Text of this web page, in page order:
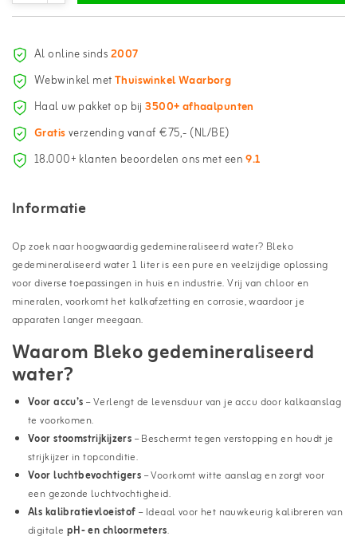
Al online sinds2007
Webwinkel metThuiswinkel Waarborg
Haal uw pakket op bij3500+ afhaalpunten
Gratisverzending vanaf €75,- (NL/BE)
18.000+ klanten beoordelen ons met een9.1
Informatie
Op zoek naar hoogwaardig gedemineraliseerd water? Bleko
gedemineraliseerd water 1 liter is een pure en veelzijdige oplossing
voor diverse toepassingen in huis en industrie. Vrij van chloor en
mineralen, voorkomt het kalkafzetting en corrosie, waardoor je
apparaten langer meegaan.
Waarom Bleko gedemineraliseerd
water?
Voor accu’s– Verlengt de levensduur van je accu door kalkaanslag
te voorkomen.
Voor stoomstrijkijzers– Beschermt tegen verstopping en houdt je
strijkijzer in topconditie.
Voor luchtbevochtigers– Voorkomt witte aanslag en zorgt voor
een gezonde luchtvochtigheid.
Als kalibratievloeistof– Ideaal voor het nauwkeurig kalibreren van
digitale pH- en chloormeters.